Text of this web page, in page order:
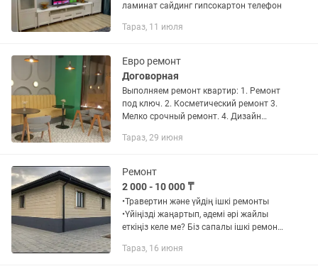
ламинат сайдинг гипсокартон телефон
Тараз, 11 июля
Евро ремонт
Договорная
Выполняем ремонт квартир: 1. Ремонт
под ключ. 2. Косметический ремонт 3.
Мелко срочный ремонт. 4. Дизайн
Обои все виды : Флизелиновые,
Тараз, 29 июня
Ремонт
2 000 - 10 000 ₸
•Травертин және үйдің ішкі ремонты
•Үйіңізді жаңартып, әдемі әрі жайлы
еткіңіз келе ме? Біз сапалы ішкі ремонт
ұсынамыз! • Травертин (қабырғаға
Тараз, 16 июня